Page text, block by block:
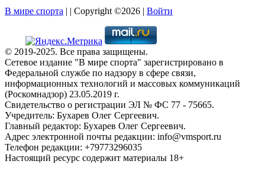
В мире спорта | | Copyright ©2026 | Войти
© 2019-2025. Все права защищены.
Сетевое издание "В мире спорта" зарегистрировано в
Федеральной службе по надзору в сфере связи,
информационных технологий и массовых коммуникаций
(Роскомнадзор) 23.05.2019 г.
Свидетельство о регистрации ЭЛ № ФС 77 - 75665.
Учредитель: Бухарев Олег Сергеевич.
Главный редактор: Бухарев Олег Сергеевич.
Адрес электронной почты редакции: info@vmsport.ru
Телефон редакции: +79773296035
Настоящий ресурс содержит материалы 18+